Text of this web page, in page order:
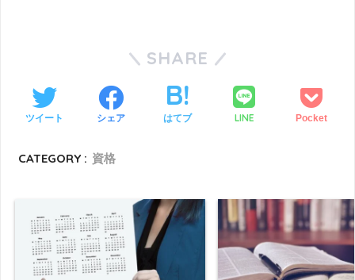
SHARE
ツイート シェア はてブ LINE Pocket
CATEGORY : 資格